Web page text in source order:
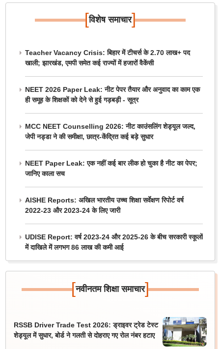
[विशेष समाचार]
Teacher Vacancy Crisis: बिहार में टीचर्स के 2.70 लाख+ पद
खाली; झारखंड, एमपी समेत कई राज्यों में हजारों वैकेंसी
NEET 2026 Paper Leak: नीट पेपर तैयार और अनुवाद का काम एक
ही समूह के शिक्षकों को देने से हुई गड़बड़ी - सूत्र
MCC NEET Counselling 2026: नीट काउंसलिंग शेड्यूल जल्द,
जेपी नड्डा ने की समीक्षा, छात्र-केंद्रित कई बड़े सुधार
NEET Paper Leak: एक नहीं कई बार लीक हो चुका है नीट का पेपर;
जानिए काला सच
AISHE Reports: अखिल भारतीय उच्च शिक्षा सर्वेक्षण रिपोर्ट वर्ष
2022-23 और 2023-24 के लिए जारी
UDISE Report: वर्ष 2023-24 और 2025-26 के बीच सरकारी स्कूलों
में दाखिले में लगभग 86 लाख की कमी आई
[नवीनतम शिक्षा समाचार]
RSSB Driver Trade Test 2026: ड्राइवर ट्रेड टेस्ट
शेड्यूल में सुधार, बोर्ड ने गलती से दोहराए गए रोल नंबर हटाए